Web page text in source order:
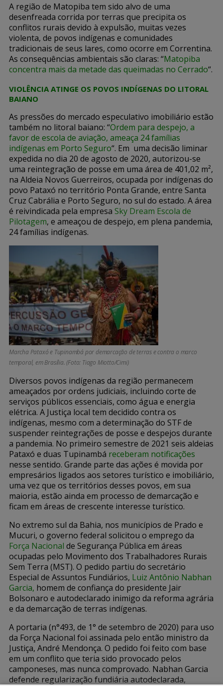
A região de Matopiba tem sido alvo de uma
desenfreada corrida por terras que precipita os
conflitos rurais devido à expulsão, muitas vezes
violenta, de povos indígenas e comunidades
tradicionais de seus lares, como ocorre em Correntina.
As consequências ambientais são claras: “Matopiba
concentra mais da metade das queimadas no Cerrado“.
VIOLÊNCIA ATINGE OS POVOS INDÍGENAS DO LITORAL
BAIANO
As pressões do mercado especulativo imobiliário estão
também no litoral baiano: “Ordem para despejo, a
favor de escola de aviação, ameaça 24 famílias
indígenas em Porto Seguro“. Em uma decisão liminar
expedida no dia 20 de agosto de 2020, autorizou-se
uma reintegração de posse em uma área de 401,02 m²,
na Aldeia Novos Guerreiros, ocupada por indígenas do
povo Pataxó no território Ponta Grande, entre Santa
Cruz Cabrália e Porto Seguro, no sul do estado. A área
é reivindicada pela empresa Sky Dream Escola de
Pilotagem, e ameaçou de despejo, em plena pandemia,
24 famílias indígenas.
Marcha Pataxó e Tupinambá por demarcação de terras e contra o marco
temporal, em Brasília. (Foto: Tiago Miotto/Cimi)
Diversos povos indígenas da região permanecem
ameaçados por ordens judiciais, incluindo corte de
serviços públicos essenciais, como água e energia
elétrica. A Justiça local tem decidido contra os
indígenas, mesmo com a determinação do STF de
suspender reintegrações de posse e despejos durante
a pandemia. No primeiro semestre de 2021 seis aldeias
Pataxó e duas Tupinambá receberam notificações
nesse sentido. Grande parte das ações é movida por
empresários ligados aos setores turístico e imobiliário,
uma vez que os territórios desses povos, em sua
maioria, estão ainda em processo de demarcação e
ficam em áreas de crescente interesse turístico.
No extremo sul da Bahia, nos municípios de Prado e
Mucuri, o governo federal solicitou o emprego da
Força Nacional de Segurança Pública em áreas
ocupadas pelo Movimento dos Trabalhadores Rurais
Sem Terra (MST). O pedido partiu do secretário
Especial de Assuntos Fundiários, Luiz Antônio Nabhan
Garcia, homem de confiança do presidente Jair
Bolsonaro e autodeclarado inimigo da reforma agrária
e da demarcação de terras indígenas.
A portaria (n°493, de 1° de setembro de 2020) para uso
da Força Nacional foi assinada pelo então ministro da
Justiça, André Mendonça. O pedido foi feito com base
em um conflito que teria sido provocado pelos
camponeses, mas nunca comprovado. Nabhan Garcia
defende regularização fundiária autodeclarada,